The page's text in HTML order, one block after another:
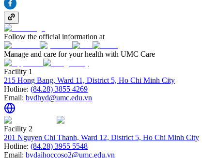
Follow the official information at
Manage and care for your health with UMC Care
Facility 1
215 Hong Bang, Ward 11, District 5, Ho Chi Minh City
Hotline: (84.28) 3855 4269
Email: bvdhyd@umc.edu.vn
Facility 2
201 Nguyen Chi Thanh, Ward 12, District 5, Ho Chi Minh City
Hotline: (84.28) 3955 5548
Email: bvdaihoccoso2@umc.edu.vn